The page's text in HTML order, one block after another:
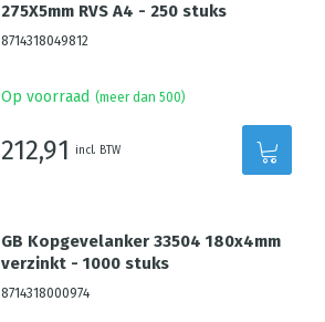
275X5mm RVS A4 - 250 stuks
8714318049812
Op voorraad (meer dan 500)
212,91 incl. BTW
GB Kopgevelanker 33504 180x4mm
verzinkt - 1000 stuks
8714318000974